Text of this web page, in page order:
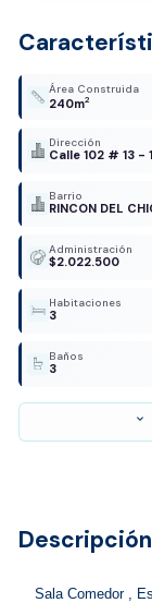
Área Construida
240m2
Dirección
Calle 102 # 13 -
Barrio
RINCON DEL
Administración
$2.022.500
Habitaciones
3
Baños
3
expand_more
Sala Comedor ,